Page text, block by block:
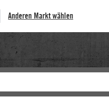
Anderen Markt wählen